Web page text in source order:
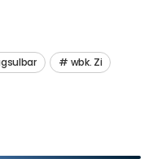
wbk. Zi